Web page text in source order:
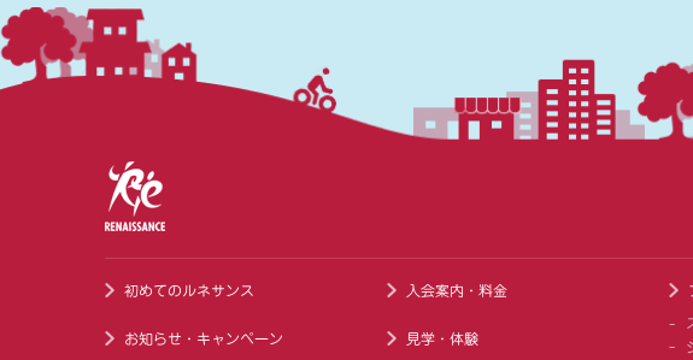
初めてのルネサンス
お知らせ・キャンペーン
入会案内・料金
見学・体験